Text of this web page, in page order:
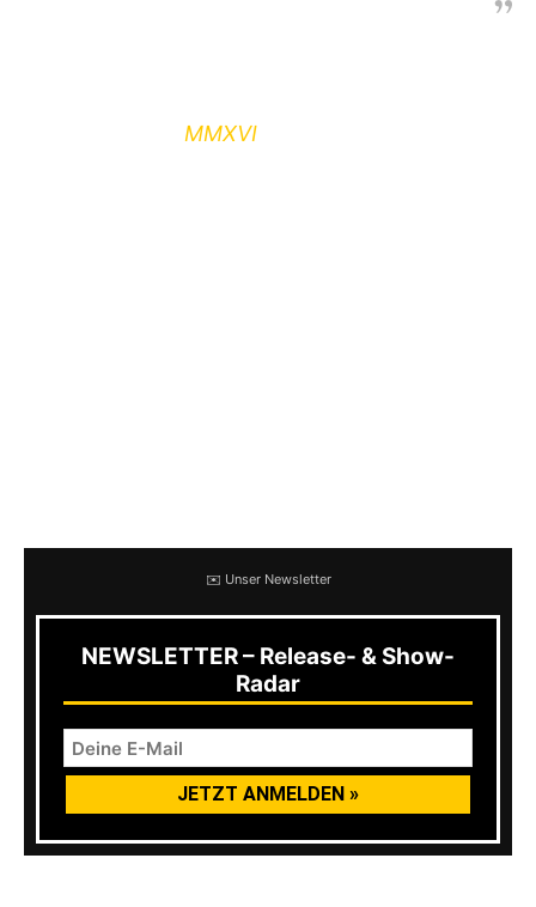
MMXVI
✉️ Unser Newsletter
NEWSLETTER – Release- & Show-
Radar